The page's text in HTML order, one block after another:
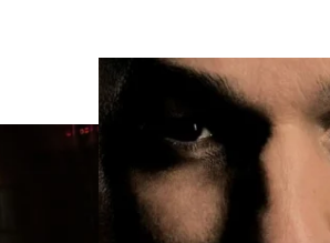
Weiterlesen: "Guten-